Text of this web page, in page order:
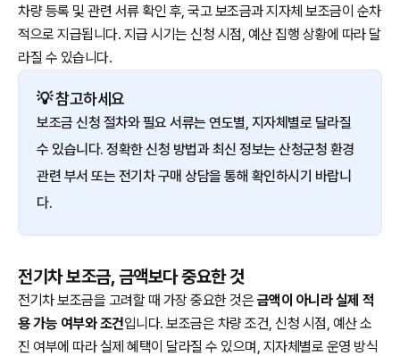
차량 등록 및 관련 서류 확인 후, 국고 보조금과 지자체 보조금이 순차
적으로 지급됩니다. 지급 시기는 신청 시점, 예산 집행 상황에 따라 달
라질 수 있습니다.
💡 참고하세요
보조금 신청 절차와 필요 서류는 연도별, 지자체별로 달라질
수 있습니다. 정확한 신청 방법과 최신 정보는 산청군청 환경
관련 부서 또는 전기차 구매 상담을 통해 확인하시기 바랍니
다.
전기차 보조금, 금액보다 중요한 것
전기차 보조금을 고려할 때 가장 중요한 것은 금액이 아니라 실제 적
용 가능 여부와 조건입니다. 보조금은 차량 조건, 신청 시점, 예산 소
진 여부에 따라 실제 혜택이 달라질 수 있으며, 지자체별로 운영 방식